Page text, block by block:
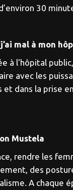
30
mal à mon
à l'hôpital
avec les
dans la prise
Mustela
rendre les
des
A chaque